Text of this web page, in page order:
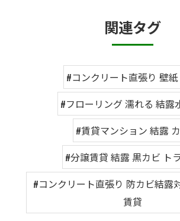
関連タグ
#コンクリート直張り 壁
#フローリング 濡れる 結露
#賃貸マンション 結露
#分譲賃貸 結露 黒カビ ト
#コンクリート直張り 防カビ結露
賃貸